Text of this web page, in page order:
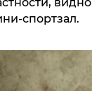
спортзал.